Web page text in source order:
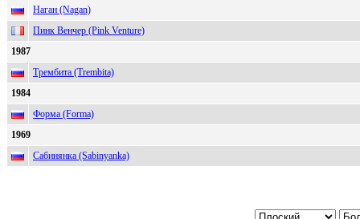
Наган (Nagan)
Пинк Венчер (Pink Venture)
1987
Трембита (Trembita)
1984
Форма (Forma)
1969
Сабинянка (Sabinyanka)